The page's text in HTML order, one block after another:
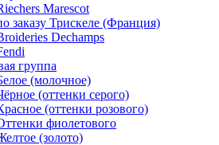
Marescot
заказу Трискеле (Франция)
Dechamps
группа
(молочное)
(оттенки серого)
(оттенки розового)
фиолетового
(золото)